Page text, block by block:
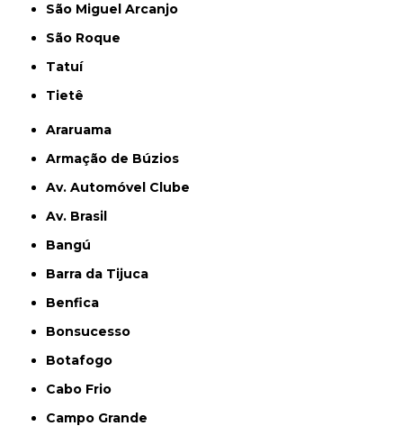
São Miguel Arcanjo
São Roque
Tatuí
Tietê
Araruama
Armação de Búzios
Av. Automóvel Clube
Av. Brasil
Bangú
Barra da Tijuca
Benfica
Bonsucesso
Botafogo
Cabo Frio
Campo Grande